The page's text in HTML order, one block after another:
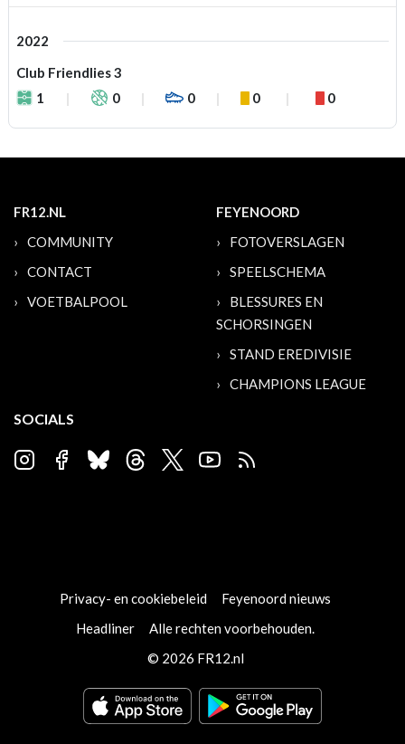
2022
Club Friendlies 3
1
0 0 0 0
FR12.NL
COMMUNITY
CONTACT
VOETBALPOOL
FEYENOORD
FOTOVERSLAGEN
SPEELSCHEMA
BLESSURES EN
SCHORSINGEN
STAND EREDIVISIE
CHAMPIONS LEAGUE
SOCIALS
Privacy- en cookiebeleid
Feyenoord nieuws
Headliner
Alle rechten voorbehouden.
© 2026 FR12.nl